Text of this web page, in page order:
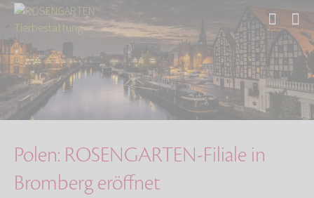
Start Über uns
Aktuelles
Polen: ROSENGARTEN-Filiale in Bromberg eröffn…
Polen: ROSENGARTEN-Filiale in
Bromberg eröffnet